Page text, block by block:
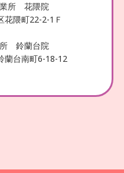
所 花隈院
花隈町22-2-1Ｆ
鈴蘭台院
蘭台南町6-18-12